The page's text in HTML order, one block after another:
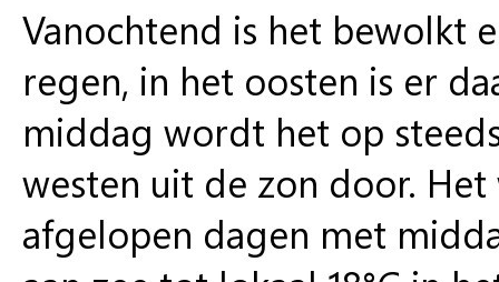
Vanochtend is het bewolkt
regen, in het oosten is er
middag wordt het op
westen uit de zon door.
afgelopen dagen met